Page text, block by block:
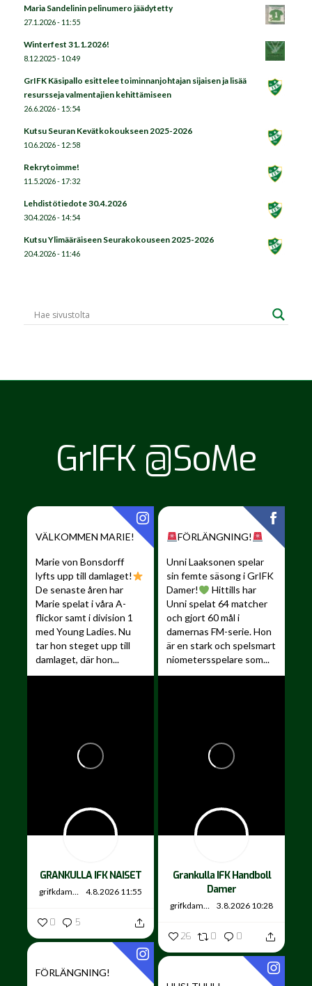
Maria Sandelinin pelinumero jäädytetty
27.1.2026 - 11:55
Winterfest 31.1.2026!
8.12.2025 - 10:49
GrIFK Käsipallo esittelee toiminnanjohtajan sijaisen ja lisää
resursseja valmentajien kehittämiseen
26.6.2026 - 15:54
Kutsu Seuran Kevätkokoukseen 2025-2026
10.6.2026 - 12:58
Rekrytoimme!
11.5.2026 - 17:32
Lehdistötiedote 30.4.2026
30.4.2026 - 14:54
Kutsu Ylimääräiseen Seurakokouseen 2025-2026
20.4.2026 - 11:46
GrIFK @SoMe
VÄLKOMMEN MARIE!
Marie von Bonsdorff
lyfts upp till damlaget!
De senaste åren har
Marie spelat i våra A-
flickor samt i division 1
med Young Ladies. Nu
tar hon steget upp till
damlaget, där hon...
GRANKULLA IFK NAISET
grifkdamer 4.8.2026 11:55
0 5
FÖRLÄNGNING!
Unni Laaksonen spelar
sin femte säsong i GrIFK
Damer!
Hittills har
Unni spelat 64 matcher
och gjort 60 mål i
damernas FM-serie. Hon
är en stark och spelsmart
niometersspelare som...
Grankulla IFK Handboll
Damer
grifkdamer 3.8.2026 10:28
26 0 0
FÖRLÄNGNING!